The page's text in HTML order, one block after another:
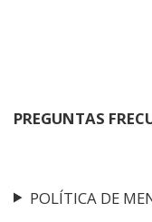
PREGUNTAS
POLÍTICA DE